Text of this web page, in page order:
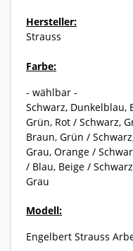
Hersteller:
Strauss
Farbe:
- wählbar -
Schwarz, Dunkelblau,
Grün, Rot / Schwarz,
Braun, Grün /
Grau, Orange /
/ Blau, Beige /
Grau
Modell:
Engelbert Strauss